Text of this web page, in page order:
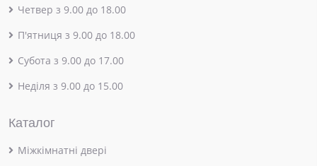
Четвер з 9.00 до 18.00
П'ятниця з 9.00 до 18.00
Субота з 9.00 до 17.00
Неділя з 9.00 до 15.00
Каталог
Міжкімнатні двері